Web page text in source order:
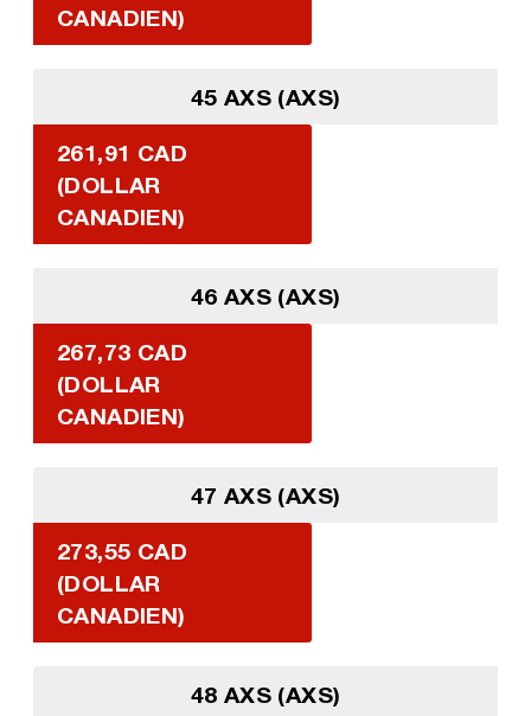
CANADIEN)
45 AXS (AXS)
261,91 CAD
(DOLLAR
CANADIEN)
46 AXS (AXS)
267,73 CAD
(DOLLAR
CANADIEN)
47 AXS (AXS)
273,55 CAD
(DOLLAR
CANADIEN)
48 AXS (AXS)